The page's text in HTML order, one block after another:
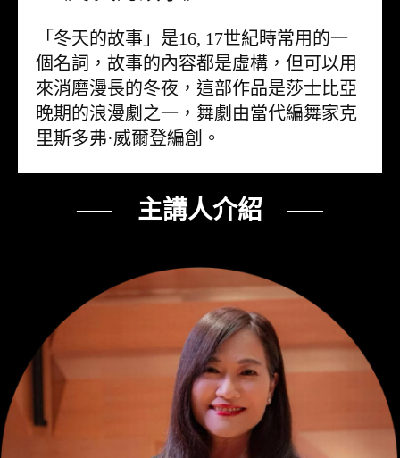
「冬天的故事」是16, 17世紀時常用的一
個名詞，故事的內容都是虛構，但可以用
來消磨漫長的冬夜，這部作品是莎士比亞
晚期的浪漫劇之一，舞劇由當代編舞家克
里斯多弗·威爾登編創。
── 主講人介紹 ──